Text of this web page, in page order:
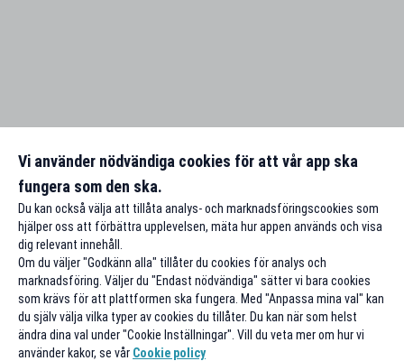
Vi använder nödvändiga cookies för att vår app ska
fungera som den ska.
Du kan också välja att tillåta analys- och marknadsföringscookies som
hjälper oss att förbättra upplevelsen, mäta hur appen används och visa
dig relevant innehåll.
Om du väljer "Godkänn alla" tillåter du cookies för analys och
marknadsföring. Väljer du "Endast nödvändiga" sätter vi bara cookies
som krävs för att plattformen ska fungera. Med "Anpassa mina val" kan
du själv välja vilka typer av cookies du tillåter. Du kan när som helst
ändra dina val under "Cookie Inställningar". Vill du veta mer om hur vi
använder kakor, se vår Cookie policy